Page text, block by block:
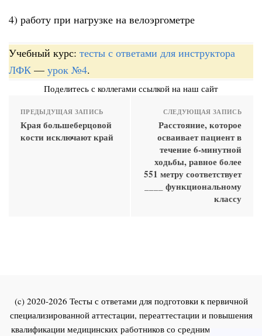
4) работу при нагрузке на велоэргометре
Учебный курс: тесты с ответами для инструктора
ЛФК — урок №4.
Поделитесь с коллегами ссылкой на наш сайт
ПРЕДЫДУЩАЯ ЗАПИСЬ
Края большеберцовой
кости исключают край
СЛЕДУЮЩАЯ ЗАПИСЬ
Расстояние, которое
осваивает пациент в
течение 6-минутной
ходьбы, равное более
551 метру соответствует
____ функциональному
классу
(c) 2020-2026 Тесты с ответами для подготовки к первичной
специализированной аттестации, переаттестации и повышения
квалификации медицинских работников со средним и высшим